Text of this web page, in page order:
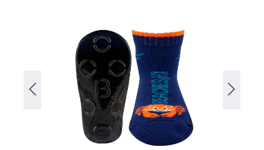
Bildergalerie überspringen